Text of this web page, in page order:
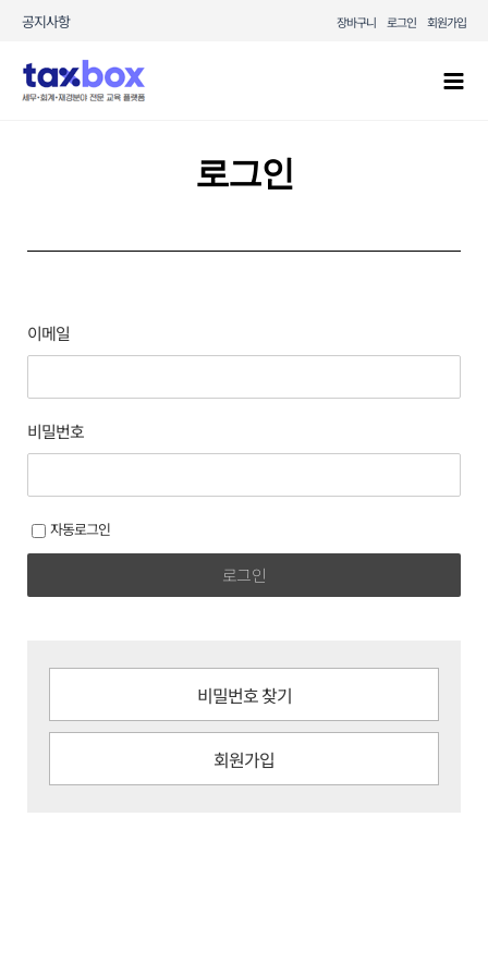
콘텐츠로
공지사항 장바구니 로그인 회원가입
로그인
이메일
비밀번호
자동로그인
로그인
비밀번호 찾기
회원가입